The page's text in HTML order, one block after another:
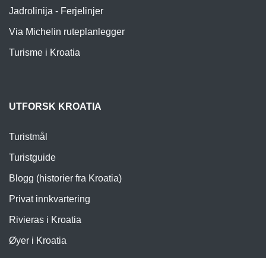
Jadrolinija - Ferjelinjer
Via Michelin ruteplanlegger
Turisme i Kroatia
UTFORSK KROATIA
Turistmål
Turistguide
Blogg (historier fra Kroatia)
Privat innkvartering
Rivieras i Kroatia
Øyer i Kroatia